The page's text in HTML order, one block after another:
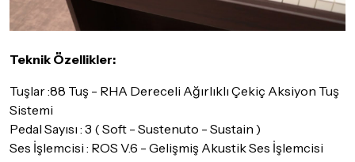
Teknik Özellikler:
Tuşlar :88 Tuş - RHA Dereceli Ağırlıklı Çekiç Aksiyon Tuş
Sistemi
Pedal Sayısı : 3 ( Soft - Sustenuto - Sustain )
Ses İşlemcisi : ROS V.6 - Gelişmiş Akustik Ses İşlemcisi